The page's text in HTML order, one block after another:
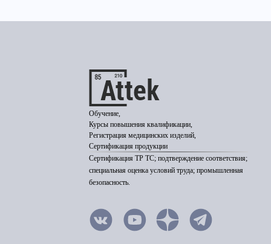
Обучение,
Курсы повышения квалификации,
Регистрация медицинских изделий,
Сертификация продукции
Сертификация ТР ТС; подтверждение соответствия;
специальная оценка условий труда; промышленная
безопасность.